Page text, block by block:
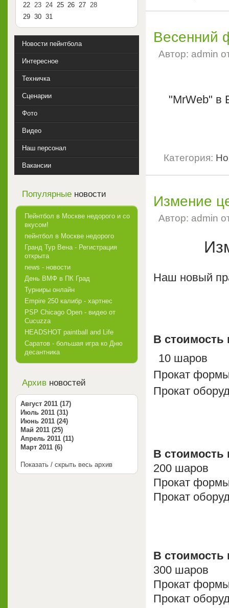
Весенний
Автор: admin
"MrWeb" в
Категория:
Измение
Автор: admin
Наш новый
В стоимость
10 шаров
Прокат
Прокат
В стоимость
200 шаров
Прокат
Прокат
В стоимость
300 шаров
Прокат
Прокат
22 23 24 25 26 27 28
29 30 31
Новости пейнтбола
Интересное
Техничка
Сценарии
Фото
Видео
Наш персонал
Вакансии
Популярные новости
Пейнтбол в Москве недорого и со
вкусом!
пейнтбол в Москве недорого
Гранд Тур Вена - Регистрация
открыта
news - новости
День ВМФ в ПК Град
Турниры онлайн
Empire 250 калибр - хартнес
PSP Chicago Open - видео от
Сucuzza
HEADSHOT paintball and Life
Саратов - большая игра ко Дню
десантника
Архив новостей
Август 2011 (17)
Июль 2011 (31)
Июнь 2011 (24)
Май 2011 (25)
Апрель 2011 (11)
Март 2011 (6)
Показать / скрыть весь архив